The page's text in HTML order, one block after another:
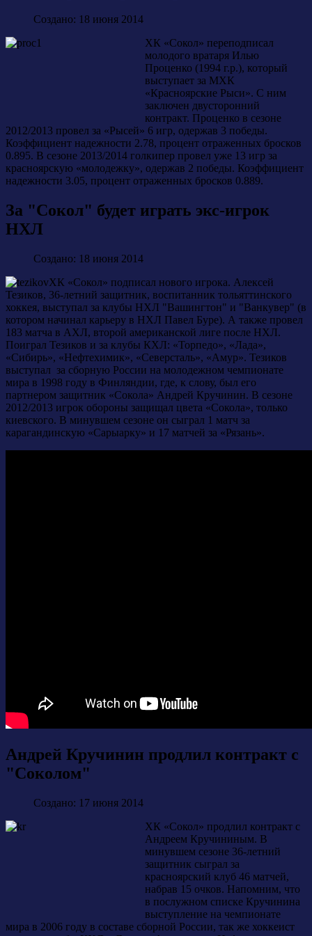
Создано: 18 июня 2014
ХК «Сокол» переподписал
молодого вратаря Илью
Проценко (1994 г.р.), который
выступает за МХК
«Красноярские Рыси». С ним
заключен двусторонний
контракт. Проценко в сезоне
2012/2013 провел за «Рысей» 6 игр, одержав 3 победы.
Коэффициент надежности 2.78, процент отраженных бросков
0.895. В сезоне 2013/2014 голкипер провел уже 13 игр за
красноярскую «молодежку», одержав 2 победы. Коэффициент
надежности 3.05, процент отраженных бросков 0.889.
За "Сокол" будет играть экс-игрок
НХЛ
Создано: 18 июня 2014
ХК «Сокол» подписал нового игрока. Алексей
Тезиков, 36-летний защитник, воспитанник тольяттинского
хоккея, выступал за клубы НХЛ "Вашингтон" и "Ванкувер" (в
котором начинал карьеру в НХЛ Павел Буре). А также провел
183 матча в АХЛ, второй американской лиге после НХЛ.
Поиграл Тезиков и за клубы КХЛ: «Торпедо», «Лада»,
«Сибирь», «Нефтехимик», «Северсталь», «Амур». Тезиков
выступал за сборную России на молодежном чемпионате
мира в 1998 году в Финляндии, где, к слову, был его
партнером защитник «Сокола» Андрей Кручинин. В сезоне
2012/2013 игрок обороны защищал цвета «Сокола», только
киевского. В минувшем сезоне он сыграл 1 матч за
карагандинскую «Сарыарку» и 17 матчей за «Рязань».
Андрей Кручинин продлил контракт с
"Соколом"
Создано: 17 июня 2014
ХК «Сокол» продлил контракт с
Андреем Кручининым. В
минувшем сезоне 36-летний
защитник сыграл за
красноярский клуб 46 матчей,
набрав 15 очков. Напомним, что
в послужном списке Кручинина
выступление на чемпионате
мира в 2006 году в составе сборной России, так же хоккеист